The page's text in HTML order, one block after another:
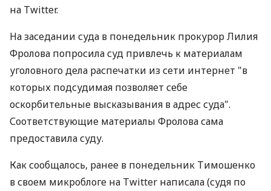
на Twitter.
На заседании суда в понедельник прокурор Лилия
Фролова попросила суд привлечь к материалам
уголовного дела распечатки из сети интернет "в
которых подсудимая позволяет себе
оскорбительные высказывания в адрес суда".
Соответствующие материалы Фролова сама
предоставила суду.
Как сообщалось, ранее в понедельник Тимошенко
в своем микроблоге на Twitter написала (судя по